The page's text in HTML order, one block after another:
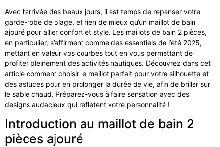
Avec l’arrivée des beaux jours, il est temps de repenser votre
garde-robe de plage, et rien de mieux qu’un maillot de bain
ajouré pour allier confort et style. Les maillots de bain 2 pièces,
en particulier, s’affirment comme des essentiels de l’été 2025,
mettant en valeur vos courbes tout en vous permettant de
profiter pleinement des activités nautiques. Découvrez dans cet
article comment choisir le maillot parfait pour votre silhouette et
des astuces pour en prolonger la durée de vie, afin de briller sur
le sable chaud. Préparez-vous à faire sensation avec des
designs audacieux qui reflètent votre personnalité !
Introduction au maillot de bain 2
pièces ajouré